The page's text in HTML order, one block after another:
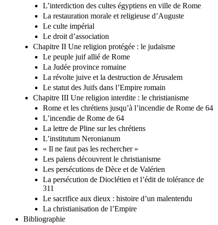
L’interdiction des cultes égyptiens en ville de Rome
La restauration morale et religieuse d’Auguste
Le culte impérial
Le droit d’association
Chapitre II Une religion protégée : le judaïsme
Le peuple juif allié de Rome
La Judée province romaine
La révolte juive et la destruction de Jérusalem
Le statut des Juifs dans l’Empire romain
Chapitre III Une religion interdite : le christianisme
Rome et les chrétiens jusqu’à l’incendie de Rome de 64
L’incendie de Rome de 64
La lettre de Pline sur les chrétiens
L’institutum Neronianum
« Il ne faut pas les rechercher »
Les païens découvrent le christianisme
Les persécutions de Dèce et de Valérien
La persécution de Dioclétien et l’édit de tolérance de
311
Le sacrifice aux dieux : histoire d’un malentendu
La christianisation de l’Empire
Bibliographie